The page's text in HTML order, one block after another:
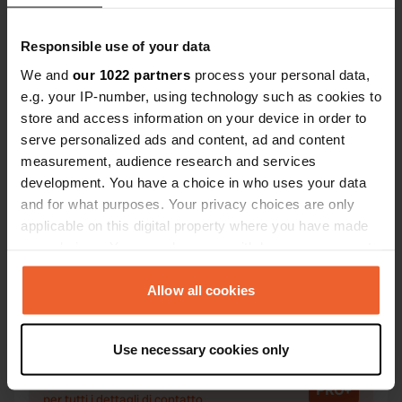
Responsible use of your data
We and our 1022 partners process your personal data,
e.g. your IP-number, using technology such as cookies to
store and access information on your device in order to
serve personalized ads and content, ad and content
measurement, audience research and services
development. You have a choice in who uses your data
and for what purposes. Your privacy choices are only
applicable on this digital property where you have made
any time from the Cookie Declaration or by clicking on
the Privacy trigger icon.
Collect information about your geographical location
which can be accurate to within several meters
Allow all cookies
Use necessary cookies only
Contatto
Posizione
Hamnbergsvägen 47
475 51, Öckerö kommun, Svezia
Coordinate
Copia
57.75025347 11.6556702
Codice sito
Upgrade aPRO+ PRO+